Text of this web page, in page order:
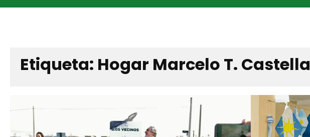
Etiqueta: Hogar Marcelo T. Castella